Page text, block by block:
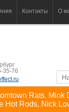
Контакты О
35-76
Rats,
Hot Rods, Nick